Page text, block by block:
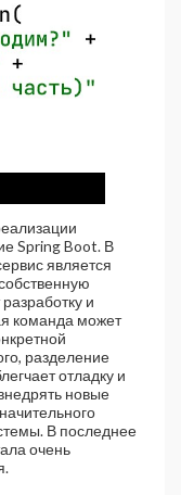
Spring Boot. В
является
и
команда может
разделение
отладку и
новые
В последнее
очень